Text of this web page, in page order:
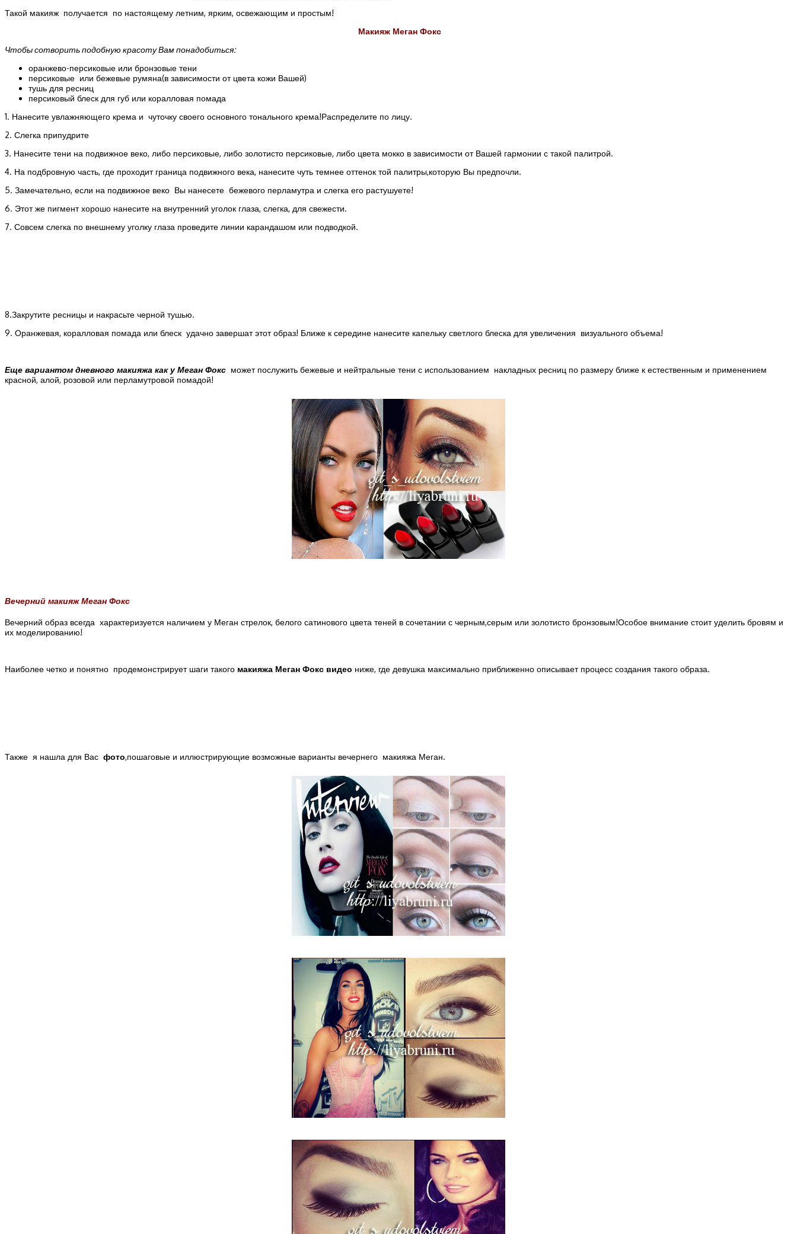
Такой макияж получается по настоящему летним, ярким, освежающим и простым!
Макияж Меган Фокс
Чтобы сотворить подобную красоту Вам понадобиться:
оранжево-персиковые или бронзовые тени
персиковые или бежевые румяна(в зависимости от цвета кожи Вашей)
тушь для ресниц
персиковый блеск для губ или коралловая помада
1. Нанесите увлажняющего крема и чуточку своего основного тонального крема!Распределите по лицу.
2. Слегка припудрите
3. Нанесите тени на подвижное веко, либо персиковые, либо золотисто персиковые, либо цвета мокко в зависимости от Вашей гармонии с такой палитрой.
4. На подбровную часть, где проходит граница подвижного века, нанесите чуть темнее оттенок той палитры,которую Вы предпочли.
5. Замечательно, если на подвижное веко Вы нанесете бежевого перламутра и слегка его растушуете!
6. Этот же пигмент хорошо нанесите на внутренний уголок глаза, слегка, для свежести.
7. Совсем слегка по внешнему уголку глаза проведите линии карандашом или подводкой.
8.Закрутите ресницы и накрасьте черной тушью.
9. Оранжевая, коралловая помада или блеск удачно завершат этот образ! Ближе к середине нанесите капельку светлого блеска для увеличения визуального объема!
Еще вариантом дневного макияжа как у Меган Фокс может послужить бежевые и нейтральные тени с использованием накладных ресниц по размеру ближе к естественным и применением
красной, алой, розовой или перламутровой помадой!
Вечерний макияж Меган Фокс
Вечерний образ всегда характеризуется наличием у Меган стрелок, белого сатинового цвета теней в сочетании с черным,серым или золотисто бронзовым!Особое внимание стоит уделить бровям и
их моделированию!
Наиболее четко и понятно продемонстрирует шаги такого макияжа Меган Фокс видео ниже, где девушка максимально приближенно описывает процесс создания такого образа.
Также я нашла для Вас фото,пошаговые и иллюстрирующие возможные варианты вечернего макияжа Меган.